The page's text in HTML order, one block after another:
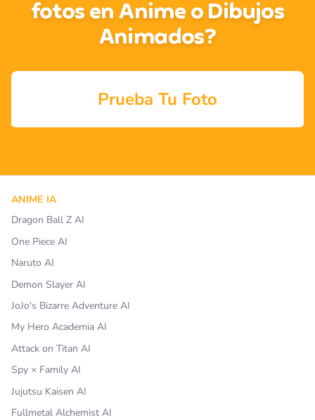
fotos en Anime o Dibujos
Animados?
Prueba Tu Foto
ANIME IA
Dragon Ball Z AI
One Piece AI
Naruto AI
Demon Slayer AI
JoJo's Bizarre Adventure AI
My Hero Academia AI
Attack on Titan AI
Spy × Family AI
Jujutsu Kaisen AI
Fullmetal Alchemist AI